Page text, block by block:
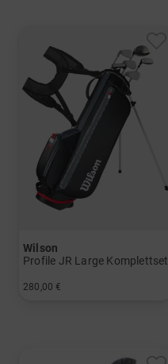
Wilson
Profile JR Large Komplettset
280,00 €